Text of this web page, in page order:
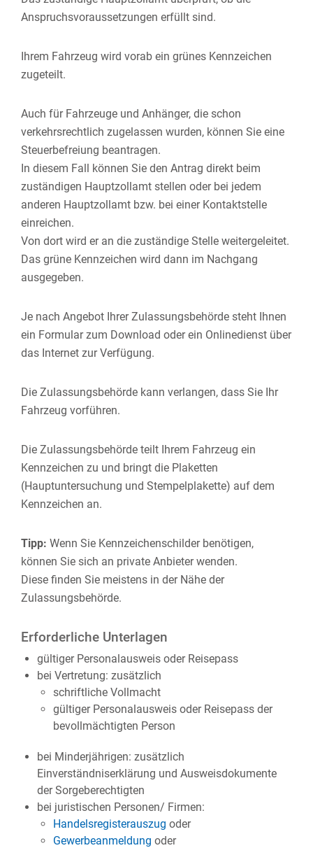
Anspruchsvoraussetzungen erfüllt sind.
Ihrem Fahrzeug wird vorab ein grünes Kennzeichen
zugeteilt.
Auch für Fahrzeuge und Anhänger, die schon
verkehrsrechtlich zugelassen wurden, können Sie eine
Steuerbefreiung beantragen.
In diesem Fall können Sie den Antrag direkt beim
zuständigen Hauptzollamt stellen oder bei jedem
anderen Hauptzollamt bzw. bei einer Kontaktstelle
einreichen.
Von dort wird er an die zuständige Stelle weitergeleitet.
Das grüne Kennzeichen wird dann im Nachgang
ausgegeben.
Je nach Angebot Ihrer Zulassungsbehörde steht Ihnen
ein Formular zum Download oder ein Onlinedienst über
das Internet zur Verfügung.
Die Zulassungsbehörde kann verlangen, dass Sie Ihr
Fahrzeug vorführen.
Die Zulassungsbehörde teilt Ihrem Fahrzeug ein
Kennzeichen zu und bringt die Plaketten
(Hauptuntersuchung und Stempelplakette) auf dem
Kennzeichen an.
Tipp: Wenn Sie Kennzeichenschilder benötigen,
können Sie sich an private Anbieter wenden.
Diese finden Sie meistens in der Nähe der
Zulassungsbehörde.
Erforderliche Unterlagen
gültiger Personalausweis oder Reisepass
bei Vertretung: zusätzlich
schriftliche Vollmacht
gültiger Personalausweis oder Reisepass der
bevollmächtigten Person
bei Minderjährigen: zusätzlich
Einverständniserklärung und Ausweisdokumente
der Sorgeberechtigten
bei juristischen Personen/ Firmen:
Handelsregisterauszug oder
Gewerbeanmeldung oder